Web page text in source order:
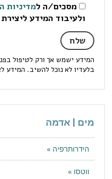
מסכים/ה למדיניות
ולעיבוד המידע
המידע ישמש אך ורק לטיפול
בלעדיו לא נוכל להשיב. המידע
מים | אדמה
הידרותרפיה »
ווטסו »